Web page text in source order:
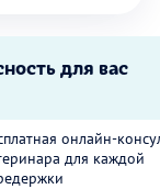
для вас
онлайн-
для каждой